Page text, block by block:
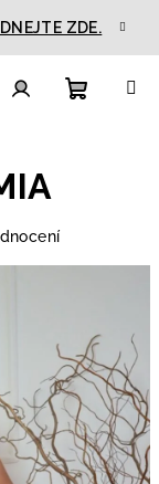
ZDE.